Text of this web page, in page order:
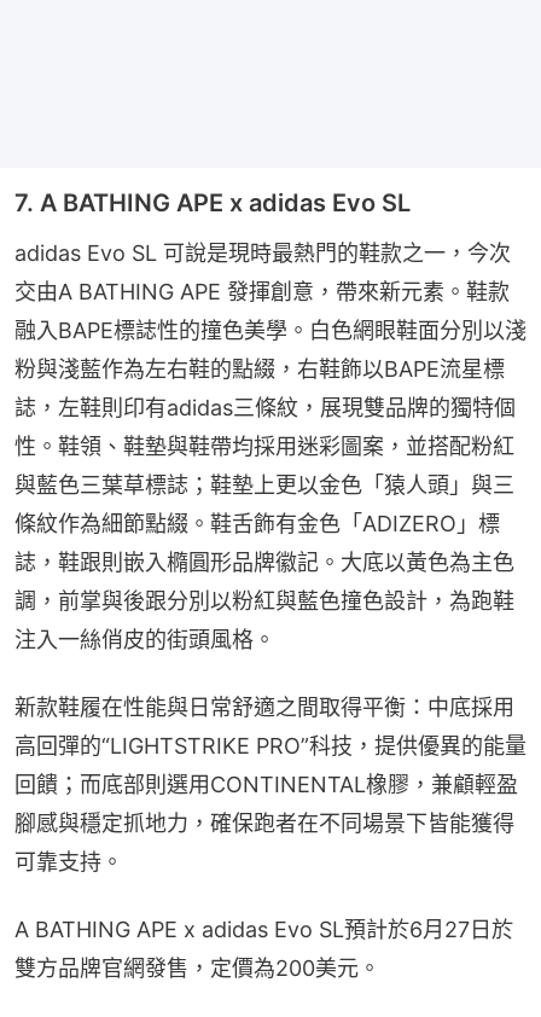
7. A BATHING APE x adidas Evo SL
adidas Evo SL 可說是現時最熱門的鞋款之一，今次
交由A BATHING APE 發揮創意，帶來新元素。鞋款
融入BAPE標誌性的撞色美學。白色網眼鞋面分別以淺
粉與淺藍作為左右鞋的點綴，右鞋飾以BAPE流星標
誌，左鞋則印有adidas三條紋，展現雙品牌的獨特個
性。鞋領、鞋墊與鞋帶均採用迷彩圖案，並搭配粉紅
與藍色三葉草標誌；鞋墊上更以金色「猿人頭」與三
條紋作為細節點綴。鞋舌飾有金色「ADIZERO」標
誌，鞋跟則嵌入橢圓形品牌徽記。大底以黃色為主色
調，前掌與後跟分別以粉紅與藍色撞色設計，為跑鞋
注入一絲俏皮的街頭風格。
新款鞋履在性能與日常舒適之間取得平衡：中底採用
高回彈的“LIGHTSTRIKE PRO”科技，提供優異的能量
回饋；而底部則選用CONTINENTAL橡膠，兼顧輕盈
腳感與穩定抓地力，確保跑者在不同場景下皆能獲得
可靠支持。
A BATHING APE x adidas Evo SL預計於6月27日於
雙方品牌官網發售，定價為200美元。